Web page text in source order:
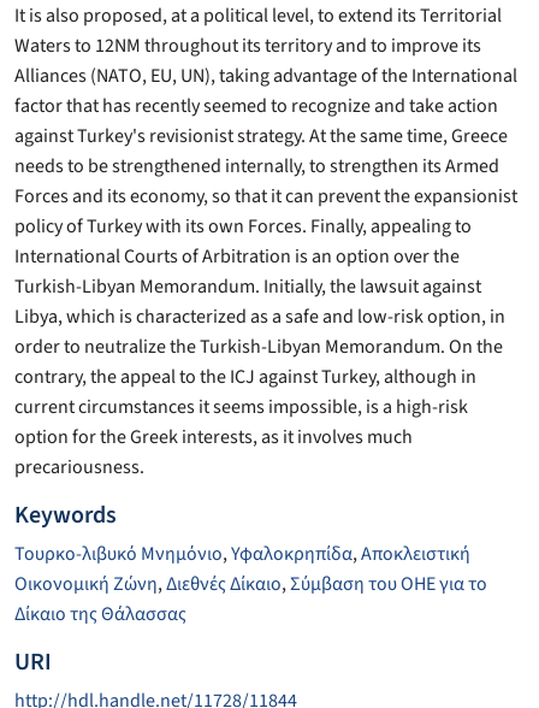
It is also proposed, at a political level, to extend its Territorial
Waters to 12NM throughout its territory and to improve its
Alliances (NATO, EU, UN), taking advantage of the International
factor that has recently seemed to recognize and take action
against Turkey's revisionist strategy. At the same time, Greece
needs to be strengthened internally, to strengthen its Armed
Forces and its economy, so that it can prevent the expansionist
policy of Turkey with its own Forces. Finally, appealing to
International Courts of Arbitration is an option over the
Turkish-Libyan Memorandum. Initially, the lawsuit against
Libya, which is characterized as a safe and low-risk option, in
order to neutralize the Turkish-Libyan Memorandum. On the
contrary, the appeal to the ICJ against Turkey, although in
current circumstances it seems impossible, is a high-risk
option for the Greek interests, as it involves much
precariousness.
Keywords
Τουρκο-λιβυκό Μνημόνιο,Υφαλοκρηπίδα,Αποκλειστική
Οικονομική Ζώνη,Διεθνές Δίκαιο,Σύμβαση του ΟΗΕ για το
Δίκαιο της Θάλασσας
URI
http://hdl.handle.net/11728/11844